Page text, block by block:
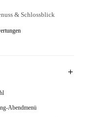
& Schlossblick
Abendmenü